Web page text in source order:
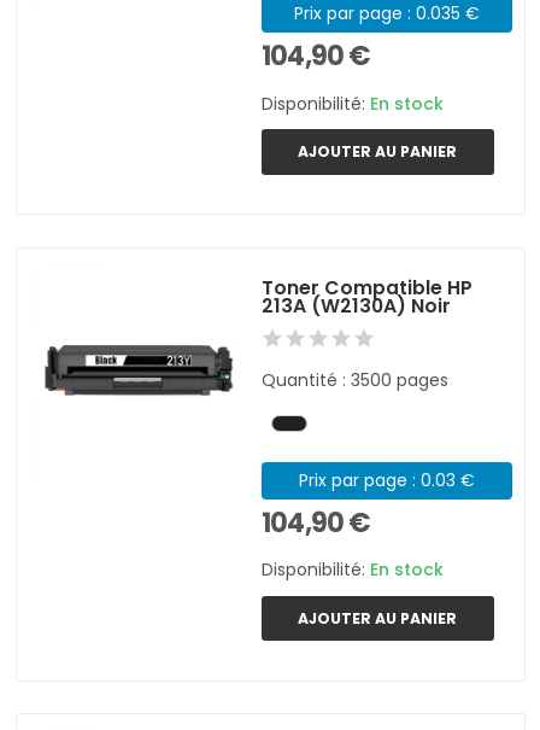
Prix par page : 0.035 €
104,90 €
Disponibilité: En stock
AJOUTER AU PANIER
Toner Compatible HP
213A (W2130A) Noir
Quantité : 3500 pages
Prix par page : 0.03 €
104,90 €
Disponibilité: En stock
AJOUTER AU PANIER